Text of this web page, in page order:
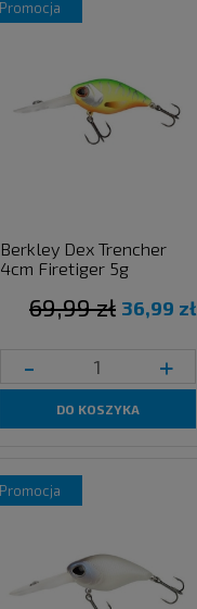
Berkley Dex Trencher
4cm Firetiger 5g
36,99 zł
69,99 zł
- +
DO KOSZYKA
promocja
promocja